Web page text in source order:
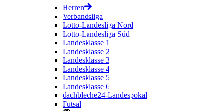
Herren
Verbandsliga
Lotto-Landesliga Nord
Lotto-Landesliga Süd
Landesklasse 1
Landesklasse 2
Landesklasse 3
Landesklasse 4
Landesklasse 5
Landesklasse 6
dachbleche24-Landespokal
Futsal